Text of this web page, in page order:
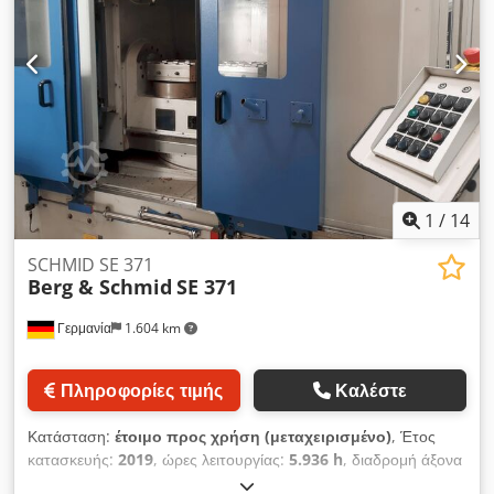
Για περισσότερες πληροφορίες, δείτε τις εικόνες.
1 / 14
Γερμανία 1.604 km
SCHMID SE 371
Berg & Schmid SE 371
Πληροφορίες τιμής Καλέστε
Κατάσταση: έτοιμο προς χρήση (μεταχειρισμένο), Έτος
κατασκευής: 2019, ώρες λειτουργίας: 5.936 h, διαδρομή άξονα
, διαδρομή άξονα Y:400 χιλ.